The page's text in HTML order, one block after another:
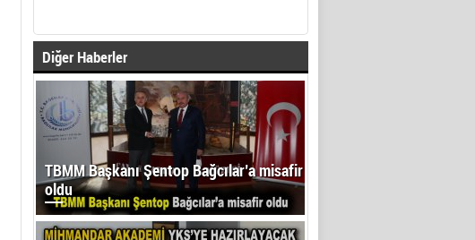
Diğer Haberler
TBMM Başkanı Şentop Bağcılar’a misafir
oldu